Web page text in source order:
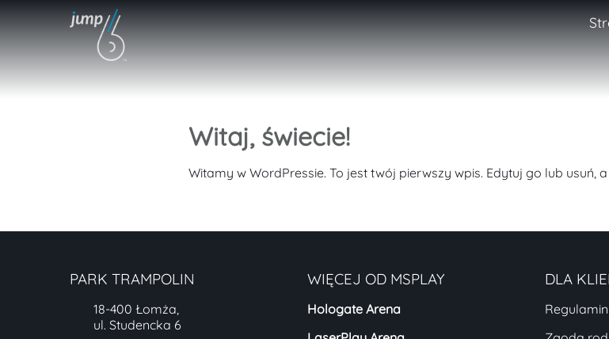
Witaj, świecie!
Witamy w WordPressie. To jest twój pierwszy wpis. Edytuj go lub usuń,
PARK TRAMPOLIN
18-400 Łomża,
ul. Studencka 6
WIĘCEJ OD MSPLAY
Hologate Arena
DLA